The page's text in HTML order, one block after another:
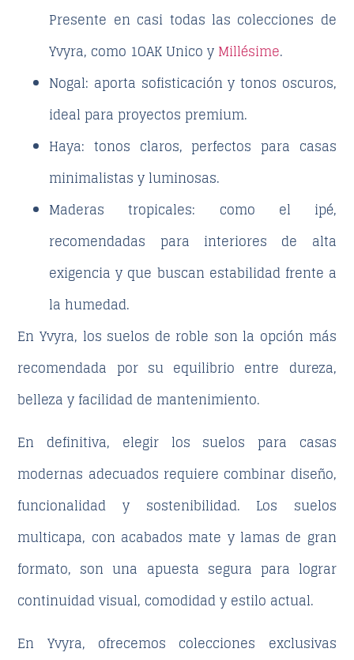
Presente en casi todas las colecciones de
Yvyra, como 1OAK Unico y Millésime.
Nogal: aporta sofisticación y tonos oscuros,
ideal para proyectos premium.
Haya: tonos claros, perfectos para casas
minimalistas y luminosas.
Maderas tropicales: como el ipé,
recomendadas para interiores de alta
exigencia y que buscan estabilidad frente a
la humedad.
En Yvyra, los suelos de roble son la opción más
recomendada por su equilibrio entre dureza,
belleza y facilidad de mantenimiento.
En definitiva, elegir los suelos para casas
modernas adecuados requiere combinar diseño,
funcionalidad y sostenibilidad. Los suelos
multicapa, con acabados mate y lamas de gran
formato, son una apuesta segura para lograr
continuidad visual, comodidad y estilo actual.
En Yvyra, ofrecemos colecciones exclusivas